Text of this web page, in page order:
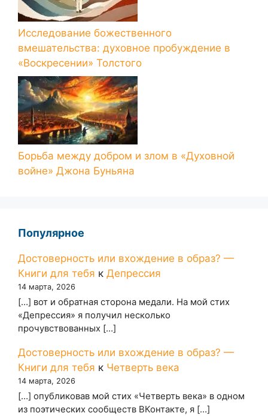
Исследование божественного
вмешательства: духовное пробуждение в
«Воскресении» Толстого
Борьба между добром и злом в «Духовной
войне» Джона Буньяна
Популярное
Достоверность или вхождение в образ? —
Книги для тебя к Депрессия
14 марта, 2026
[…] вот и обратная сторона медали. На мой стих
«Депрессия» я получил несколько
прочувствованных […]
Достоверность или вхождение в образ? —
Книги для тебя к Четверть века
14 марта, 2026
[…] опубликовав мой стих «Четверть века» в одном
из поэтических сообществ ВКонтакте, я […]